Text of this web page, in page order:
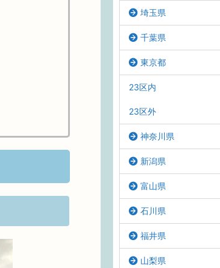
埼玉県
千葉県
東京都
23区内
23区外
神奈川県
新潟県
富山県
石川県
福井県
山梨県